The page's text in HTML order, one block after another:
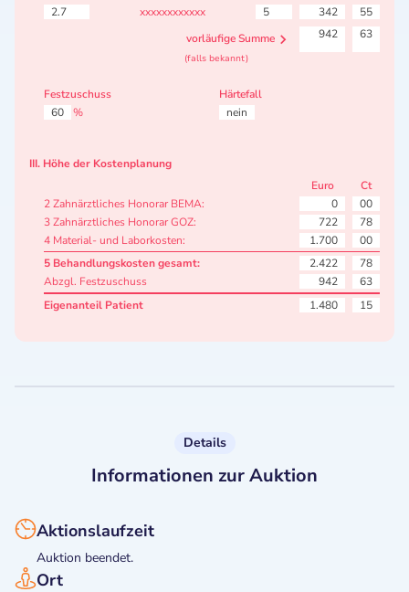
2.7
xxxxxxxxxxxx 5 342
55
vorläufige Summe
942 63
(falls bekannt)
Festzuschuss
60
%
Härtefall
nein
III. Höhe der Kostenplanung
Euro
Ct
2 Zahnärztliches Honorar BEMA:
0
00
3 Zahnärztliches Honorar GOZ:
722
78
4 Material- und Laborkosten:
1.700
00
5 Behandlungskosten gesamt:
2.422
78
Abzgl. Festzuschuss
942
63
Eigenanteil Patient
1.480 15
Details
Informationen zur Auktion
Aktionslaufzeit
Auktion beendet.
Ort